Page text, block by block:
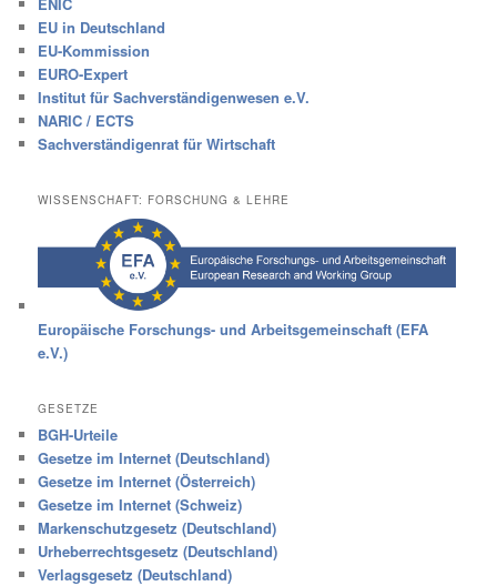
ENIC
EU in Deutschland
EU-Kommission
EURO-Expert
Institut für Sachverständigenwesen e.V.
NARIC / ECTS
Sachverständigenrat für Wirtschaft
WISSENSCHAFT: FORSCHUNG & LEHRE
Europäische Forschungs- und Arbeitsgemeinschaft (EFA
e.V.)
GESETZE
BGH-Urteile
Gesetze im Internet (Deutschland)
Gesetze im Internet (Österreich)
Gesetze im Internet (Schweiz)
Markenschutzgesetz (Deutschland)
Urheberrechtsgesetz (Deutschland)
Verlagsgesetz (Deutschland)